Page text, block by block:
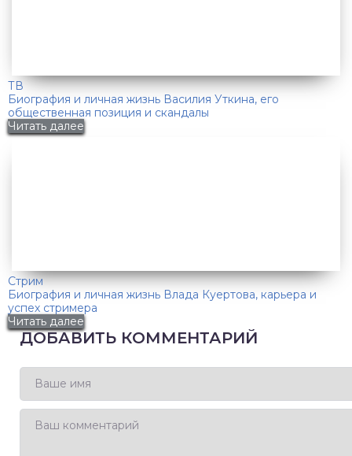
ТВ
Биография и личная жизнь Василия Уткина, его
общественная позиция и скандалы
Читать далее
Стрим
Биография и личная жизнь Влада Куертова, карьера и
успех стримера
Читать далее
ДОБАВИТЬ КОММЕНТАРИЙ